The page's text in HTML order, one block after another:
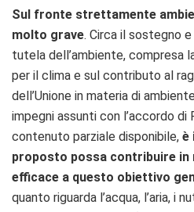
Sul fronte strettamente
molto grave. Circa il sostegno
tutela dell’ambiente, compresa
per il clima e sul contributo al
dell’Unione in materia di
impegni assunti con l’accordo di
contenuto parziale disponibile, è
proposto possa contribuire in
efficace a questo obiettivo
quanto riguarda l’acqua, l’aria, i